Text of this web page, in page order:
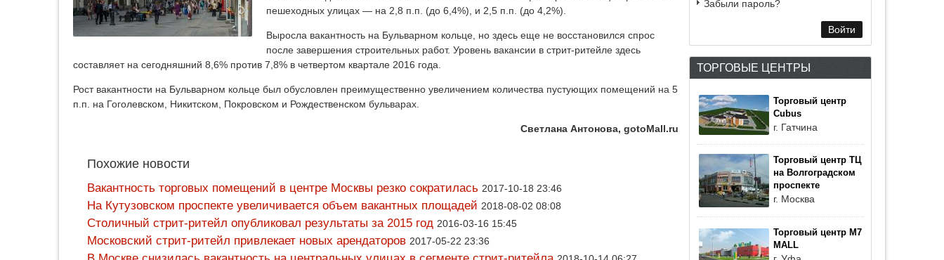
пешеходных улицах — на 2,8 п.п. (до 6,4%), и 2,5 п.п. (до 4,2%).
Выросла вакантность на Бульварном кольце, но здесь еще не восстановился спрос
после завершения строительных работ. Уровень вакансии в стрит-ритейле здесь
составляет на сегодняшний 8,6% против 7,8% в четвертом квартале 2016 года.
Рост вакантности на Бульварном кольце был обусловлен преимущественно увеличением количества пустующих помещений на 5
п.п. на Гоголевском, Никитском, Покровском и Рождественском бульварах.
Светлана Антонова, gotoMall.ru
Похожие новости
Вакантность торговых помещений в центре Москвы резко сократилась 2017-10-18 23:46
На Кутузовском проспекте увеличивается объем вакантных площадей 2018-08-02 08:08
Столичный стрит-ритейл опубликовал результаты за 2015 год 2016-03-16 15:45
Московский стрит-ритейл привлекает новых арендаторов 2017-05-22 23:36
Забыли пароль?
ТОРГОВЫЕ ЦЕНТРЫ
Торговый центр
Cubus
г. Гатчина
Торговый центр ТЦ
на Волгоградском
проспекте
г. Москва
Торговый центр M7
MALL